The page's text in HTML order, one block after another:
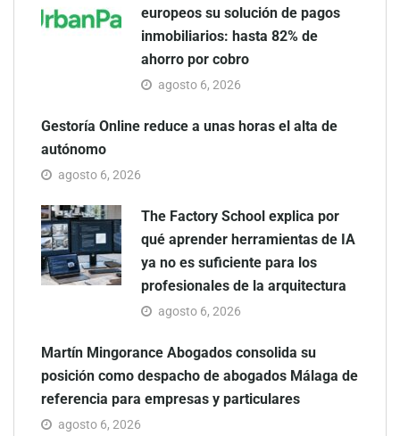
europeos su solución de pagos
inmobiliarios: hasta 82% de
ahorro por cobro
agosto 6, 2026
Gestoría Online reduce a unas horas el alta de
autónomo
agosto 6, 2026
The Factory School explica por
qué aprender herramientas de IA
ya no es suficiente para los
profesionales de la arquitectura
agosto 6, 2026
Martín Mingorance Abogados consolida su
posición como despacho de abogados Málaga de
referencia para empresas y particulares
agosto 6, 2026